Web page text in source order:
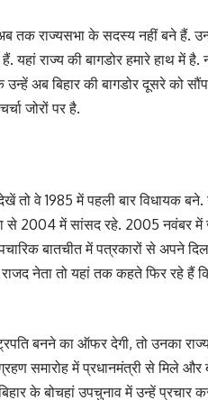
तक राज्यसभा के सदस्य नहीं बने हैं.
यहां राज्य की बागडोर हमारे हाथ में
अब बिहार की बागडोर दूसरे को
जोरों पर है.
तो वे 1985 में पहली बार विधायक
से 2004 में सांसद रहे. 2005 नवंबर में
बातचीत में पत्रकारों से अपने
राजद नेता तो यहां तक कहते फिर रहे हैं
बनने का ऑफर देगी, तो उनका
समारोह में प्रधानमंत्री से मिले
के बोचहां उपचुनाव में उन्हें